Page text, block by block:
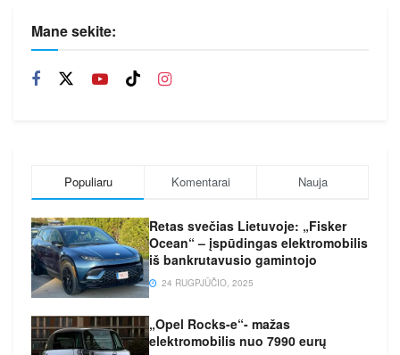
Mane sekite:
Populiaru Komentarai Nauja
Retas svečias Lietuvoje: „Fisker
Ocean“ – įspūdingas elektromobilis
iš bankrutavusio gamintojo
24 RUGPJŪČIO, 2025
„Opel Rocks-e“- mažas
elektromobilis nuo 7990 eurų